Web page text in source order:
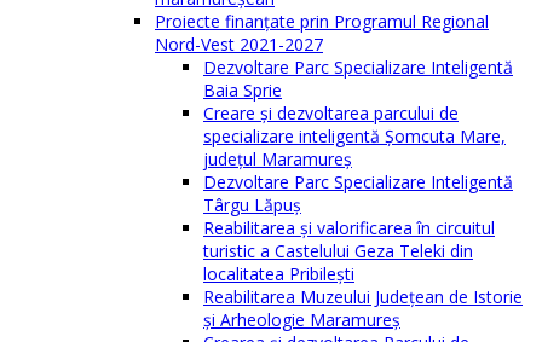
Proiecte finanțate prin Programul Regional
Nord-Vest 2021-2027
Dezvoltare Parc Specializare Inteligentă
Baia Sprie
Creare și dezvoltarea parcului de
specializare inteligentă Șomcuta Mare,
județul Maramureș
Dezvoltare Parc Specializare Inteligentă
Târgu Lăpuș
Reabilitarea și valorificarea în circuitul
turistic a Castelului Geza Teleki din
localitatea Pribilești
Reabilitarea Muzeului Județean de Istorie
și Arheologie Maramureș